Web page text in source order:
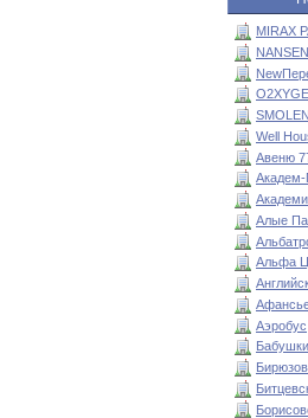
MIRAX
NANSEN
Well
Авеню
Академ-
Алые
Альфа
Аэробус